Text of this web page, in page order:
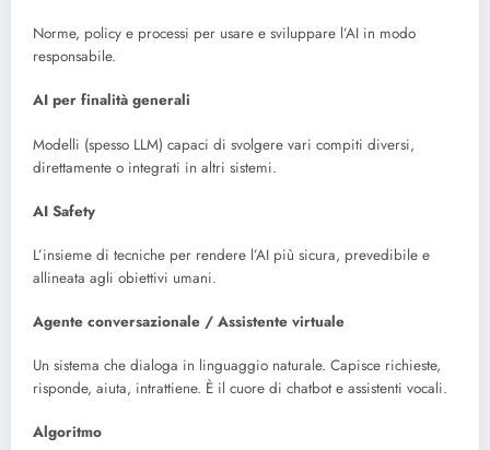
Norme, policy e processi per usare e sviluppare l’AI in modo
responsabile.
AI per finalità generali
Modelli (spesso LLM) capaci di svolgere vari compiti diversi,
direttamente o integrati in altri sistemi.
AI Safety
L’insieme di tecniche per rendere l’AI più sicura, prevedibile e
allineata agli obiettivi umani.
Agente conversazionale / Assistente virtuale
Un sistema che dialoga in linguaggio naturale. Capisce richieste,
risponde, aiuta, intrattiene. È il cuore di chatbot e assistenti vocali.
Algoritmo